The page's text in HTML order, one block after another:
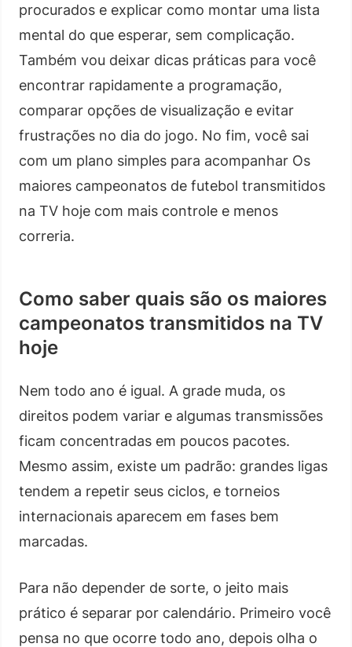
procurados e explicar como montar uma lista
mental do que esperar, sem complicação.
Também vou deixar dicas práticas para você
encontrar rapidamente a programação,
comparar opções de visualização e evitar
frustrações no dia do jogo. No fim, você sai
com um plano simples para acompanhar Os
maiores campeonatos de futebol transmitidos
na TV hoje com mais controle e menos
correria.
Como saber quais são os maiores
campeonatos transmitidos na TV
hoje
Nem todo ano é igual. A grade muda, os
direitos podem variar e algumas transmissões
ficam concentradas em poucos pacotes.
Mesmo assim, existe um padrão: grandes ligas
tendem a repetir seus ciclos, e torneios
internacionais aparecem em fases bem
marcadas.
Para não depender de sorte, o jeito mais
prático é separar por calendário. Primeiro você
pensa no que ocorre todo ano, depois olha o